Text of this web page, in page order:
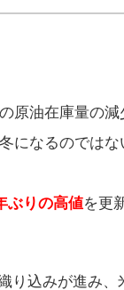
原油在庫量の
になるのでは
ぶりの高値を更
り込みが進み